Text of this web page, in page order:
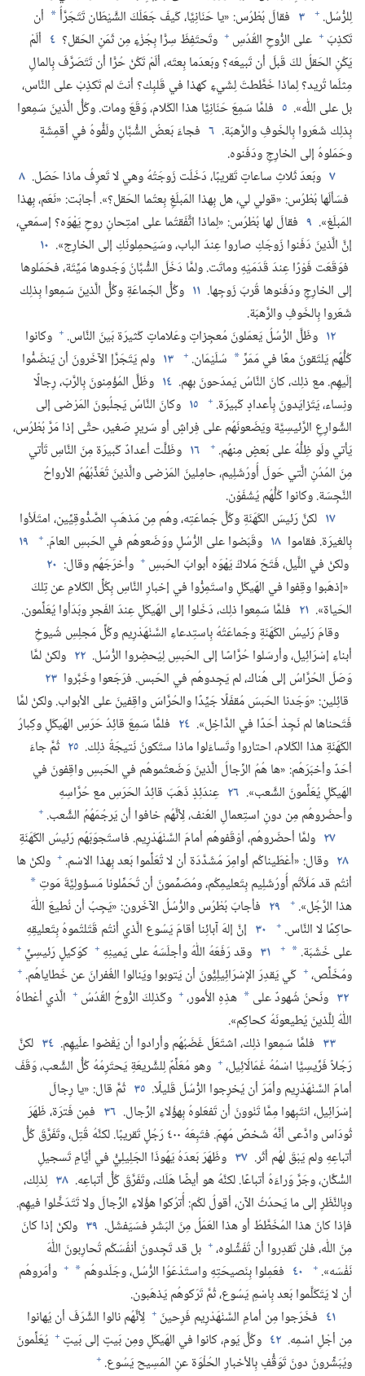
لِلرُّسُل.‏ + ٣ فقالَ بُطْرُس:‏ «يا حَنَانِيَّا،‏ كَيفَ جَعَلَكَ الشَّيْطَان تَتَجَرَّأُ* أن
تَكذِبَ + على الرُّوحِ القُدُسِ + وتَحتَفِظَ سِرًّا بِجُزْءٍ مِن ثَمَنِ الحَقل؟‏ ٤ ألَمْ
يَكُنِ الحَقلُ لكَ قَبلَ أن تَبيعَه؟‏ وبَعدَما بِعتَه،‏ ألَمْ تَكُنْ حُرًّا أن تَتَصَرَّفَ بِالمالِ
مِثلَما تُريد؟‏ لِماذا خَطَّطتَ لِشَيءٍ كهذا في قَلبِك؟‏ أنتَ لم تَكذِبْ على النَّاس،‏
بل على اللّٰه».‏ ٥ فلمَّا سَمِعَ حَنَانِيَّا هذا الكَلام،‏ وَقَعَ ومات.‏ وكُلُّ الَّذينَ سَمِعوا
بِذلِك شَعَروا بِالخَوفِ والرَّهبَة.‏ ٦ فجاءَ بَعضُ الشُّبَّانِ ولَفُّوهُ في أقمِشَةٍ
وحَمَلوهُ إلى الخارِجِ ودَفَنوه.‏
٧ وبَعدَ ثَلاثِ ساعاتٍ تَقريبًا،‏ دَخَلَت زَوجَتُهُ وهي لا تَعرِفُ ماذا حَصَل.‏ ٨
فسَألَها بُطْرُس:‏ «قولي لي،‏ هل بِهذا المَبلَغِ بِعتُما الحَقل؟‏».‏ أجابَت:‏ «نَعَم،‏ بِهذا
المَبلَغ».‏ ٩ فقالَ لها بُطْرُس:‏ «لِماذا اتَّفَقتُما على امتِحانِ روحِ يَهْوَه؟‏ إسمَعي،‏
إنَّ الَّذينَ دَفَنوا زَوجَكِ صاروا عِندَ الباب،‏ وسَيَحمِلونَكِ إلى الخارِج».‏ ١٠
فوَقَعَت فَوْرًا عِندَ قَدَمَيْهِ وماتَت.‏ ولمَّا دَخَلَ الشُّبَّانُ وَجَدوها مَيِّتَة،‏ فحَمَلوها
إلى الخارِجِ ودَفَنوها قُربَ زَوجِها.‏ ١١ وكُلُّ الجَماعَةِ وكُلُّ الَّذينَ سَمِعوا بِذلِك
شَعَروا بِالخَوفِ والرَّهبَة.‏
١٢ وظَلَّ الرُّسُلُ يَعمَلونَ مُعجِزاتٍ وعَلاماتٍ كَثيرَة بَينَ النَّاس.‏ + وكانوا
كُلُّهُم يَلتَقونَ معًا في مَمَرِّ* سُلَيْمَان.‏ + ١٣ ولم يَتَجَرَّإ الآخَرونَ أن يَنضَمُّوا
إلَيهِم.‏ مع ذلِك،‏ كانَ النَّاسُ يَمدَحونَ بهِم.‏ ١٤ وظَلَّ المُؤْمِنونَ بِالرَّبّ،‏ رِجالًا
ونِساء،‏ يَتَزايَدونَ بِأعدادٍ كَبيرَة.‏ + ١٥ وكانَ النَّاسُ يَجلُبونَ المَرْضى إلى
الشَّوارِعِ الرَّئيسِيَّة ويَضَعونَهُم على فِراشٍ أو سَريرٍ صَغير،‏ حتَّى إذا مَرَّ بُطْرُس،‏
يَأتي ولَو ظِلُّهُ على بَعضٍ مِنهُم.‏ + ١٦ وظَلَّت أعدادٌ كَبيرَة مِنَ النَّاسِ تَأتي
مِنَ المُدُنِ الَّتي حَولَ أُورُشَلِيم،‏ حامِلينَ المَرْضى والَّذينَ تُعَذِّبُهُمُ الأرواحُ
النَّجِسَة.‏ وكانوا كُلُّهُم يُشْفَوْن.‏
١٧ لكنَّ رَئيسَ الكَهَنَةِ وكُلَّ جَماعَتِه،‏ وهُم مِن مَذهَبِ الصَّدُّوقِيِّين،‏ امتَلَأوا
بِالغيرَة.‏ فقاموا ١٨ وقَبَضوا على الرُّسُلِ ووَضَعوهُم في الحَبسِ العامّ.‏ +
١٩
ولكنْ في اللَّيل،‏ فَتَحَ مَلاكُ يَهْوَه أبوابَ الحَبسِ + وأخرَجَهُم وقال:‏ ٢٠
«إذهَبوا وقِفوا في الهَيكَلِ واستَمِرُّوا في إخبارِ النَّاسِ بِكُلِّ الكَلامِ عن تِلكَ
الحَياة».‏ ٢١ فلمَّا سَمِعوا ذلِك،‏ دَخَلوا إلى الهَيكَلِ عِندَ الفَجرِ وبَدَأوا يُعَلِّمون.‏
وقامَ رَئيسُ الكَهَنَةِ وجَماعَتُهُ بِاستِدعاءِ السَّنْهَدْرِيم وكُلِّ مَجلِسِ شُيوخِ
أبناءِ إسْرَائِيل،‏ وأرسَلوا حُرَّاسًا إلى الحَبسِ لِيُحضِروا الرُّسُل.‏ ٢٢ ولكنْ لمَّا
وَصَلَ الحُرَّاسُ إلى هُناك،‏ لم يَجِدوهُم في الحَبس.‏ فرَجَعوا وخَبَّروا ٢٣
قائِلين:‏ «وَجَدنا الحَبسَ مُقفَلًا جَيِّدًا والحُرَّاسَ واقِفينَ على الأبواب.‏ ولكنْ لمَّا
فَتَحناها لم نَجِدْ أحَدًا في الدَّاخِل».‏ ٢٤ فلمَّا سَمِعَ قائِدُ حَرَسِ الهَيكَلِ وكِبارُ
الكَهَنَةِ هذا الكَلام،‏ احتاروا وتَساءَلوا ماذا ستَكونُ نَتيجَةُ ذلِك.‏ ٢٥ ثُمَّ جاءَ
أحَدٌ وأخبَرَهُم:‏ «ها هُمُ الرِّجالُ الَّذينَ وَضَعتُموهُم في الحَبسِ واقِفونَ في
الهَيكَلِ يُعَلِّمونَ الشَّعب».‏ ٢٦ عِندَئِذٍ ذَهَبَ قائِدُ الحَرَسِ مع حُرَّاسِهِ
وأحضَروهُم مِن دونِ استِعمالِ العُنف،‏ لِأنَّهُم خافوا أن يَرجُمَهُمُ الشَّعب.‏ +
٢٧ ولمَّا أحضَروهُم،‏ أوْقَفوهُم أمامَ السَّنْهَدْرِيم.‏ فاستَجوَبَهُم رَئيسُ الكَهَنَةِ
٢٨ وقال:‏ «أعْطَيناكُم أوامِرَ مُشَدَّدَة أن لا تُعَلِّموا بَعد بِهذا الاسْم.‏ + ولكنْ ها
أنتُم قد مَلَأتُم أُورُشَلِيم بِتَعليمِكُم،‏ ومُصَمِّمونَ أن تُحَمِّلونا مَسؤولِيَّةَ مَوتِ *
هذا الرَّجُل».‏ + ٢٩ فأجابَ بُطْرُس والرُّسُلُ الآخَرون:‏ «يَجِبُ أن نُطيعَ اللّٰهَ
حاكِمًا لا النَّاس.‏ + ٣٠ إنَّ إلهَ آبائِنا أقامَ يَسُوع الَّذي أنتُم قَتَلتُموهُ بِتَعليقِهِ
على خَشَبَة.‏ *
+ ٣١ وقد رَفَعَهُ اللّٰهُ وأجلَسَهُ على يَمينِهِ + كوَكيلٍ رَئيسِيٍّ +
ومُخَلِّص،‏ + كَي يَقدِرَ الإسْرَائِيلِيُّونَ أن يَتوبوا ويَنالوا الغُفرانَ عن خَطاياهُم.‏ +
٣٢ ونَحنُ شُهودٌ على * هذِهِ الأُمور،‏ + وكَذلِكَ الرُّوحُ القُدُسُ + الَّذي أعْطاهُ
اللّٰهُ لِلَّذينَ يُطيعونَهُ كحاكِم».‏
٣٣ فلمَّا سَمِعوا ذلِك،‏ اشتَعَلَ غَضَبُهُم وأرادوا أن يَقْضوا علَيهِم.‏ ٣٤ لكنَّ
رَجُلاً فَرِّيسِيًّا اسْمُهُ غَمَالَائِيل،‏ + وهو مُعَلِّمٌ لِلشَّريعَةِ يَحتَرِمُهُ كُلُّ الشَّعب،‏ وَقَفَ
أمامَ السَّنْهَدْرِيم وأمَرَ أن يُخرِجوا الرُّسُلَ قَليلًا.‏ ٣٥ ثُمَّ قال:‏ «يا رِجالَ
إسْرَائِيل،‏ انتَبِهوا مِمَّا تَنْوونَ أن تَفعَلوهُ بِهؤُلاءِ الرِّجال.‏ ٣٦ فمِن فَترَة،‏ ظَهَرَ
ثُودَاس وادَّعى أنَّهُ شَخصٌ مُهِمّ.‏ فتَبِعَهُ ٤٠٠ رَجُلٍ تَقريبًا.‏ لكنَّهُ قُتِل،‏ وتَفَرَّقَ كُلُّ
أتباعِهِ ولم يَبْقَ لهُم أثَر.‏ ٣٧ وظَهَرَ بَعدَهُ يَهُوذَا الجَلِيلِيُّ في أيَّامِ تَسجيلِ
السُّكَّان،‏ وجَرَّ وَراءَهُ أتباعًا.‏ لكنَّهُ هو أيضًا هَلَك،‏ وتَفَرَّقَ كُلُّ أتباعِه.‏ ٣٨ لِذلِك،‏
وبِالنَّظَرِ إلى ما يَحدُثُ الآن،‏ أقولُ لكُم:‏ أُترُكوا هؤُلاءِ الرِّجالَ ولا تَتَدَخَّلوا فيهِم.‏
فإذا كانَ هذا المُخَطَّطُ أو هذا العَمَلُ مِنَ البَشَرِ فسَيَفشَل.‏ ٣٩ ولكنْ إذا كانَ
مِنَ اللّٰه،‏ فلن تَقدِروا أن تُفَشِّلوه،‏ + بل قد تَجِدونَ أنفُسَكُم تُحارِبونَ اللّٰهَ
نَفْسَه».‏ + ٤٠ فعَمِلوا بِنَصيحَتِهِ واستَدْعَوُا الرُّسُل،‏ وجَلَدوهُم *
+ وأمَروهُم
أن لا يَتَكَلَّموا بَعد بِاسْمِ يَسُوع،‏ ثُمَّ تَرَكوهُم يَذهَبون.‏
٤١ فخَرَجوا مِن أمامِ السَّنْهَدْرِيم فَرِحينَ + لِأنَّهُم نالوا الشَّرَفَ أن يُهانوا
مِن أجْلِ اسْمِه.‏ ٤٢ وكُلَّ يَوم،‏ كانوا في الهَيكَلِ ومِن بَيتٍ إلى بَيتٍ + يُعَلِّمونَ
ويُبَشِّرونَ دونَ تَوَقُّفٍ بِالأخبارِ الحُلْوَة عنِ المَسِيح يَسُوع.‏ +